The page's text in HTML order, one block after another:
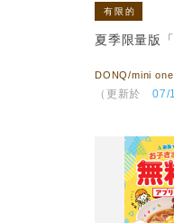
有限的
夏季限量版
DONQ/mini one
（更新於 07/